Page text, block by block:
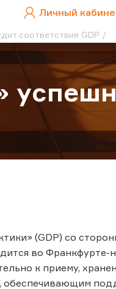
Личный
соответствия GDP
(GDP) со
во Франкфурте-
к приему,
обеспечивающим